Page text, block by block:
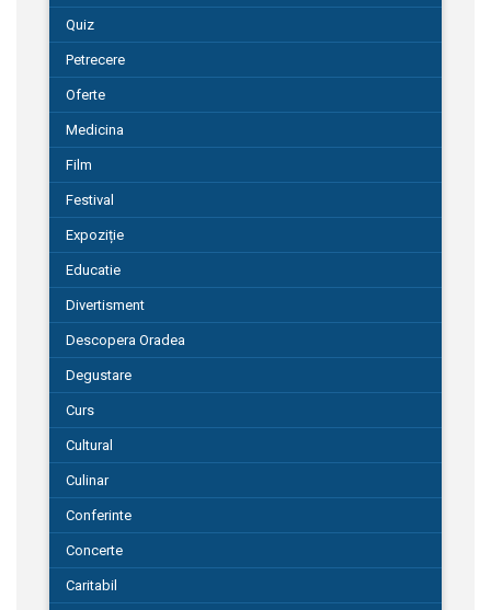
Quiz
Petrecere
Oferte
Medicina
Film
Festival
Expoziție
Educatie
Divertisment
Descopera Oradea
Degustare
Curs
Cultural
Culinar
Conferinte
Concerte
Caritabil